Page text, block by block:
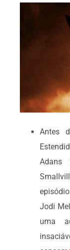
Antes
Adans
Jodi
uma